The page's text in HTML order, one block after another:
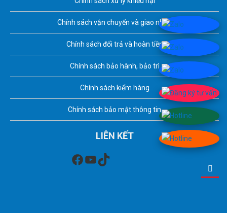
Chính sách vận chuyển và giao nhận
Chính sách đổi trả và hoàn tiền
Chính sách bảo hành, bảo trì
Chính sách kiểm hàng
Chính sách bảo mật thông tin
LIÊN KẾT
Facebook
Youtube
TikTok